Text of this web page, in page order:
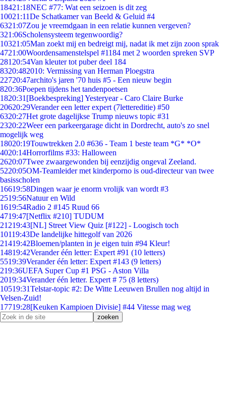
18421:18NEC #77: Wat een seizoen is dit zeg
10021:11De Schatkamer van Beeld & Geluid #4
6321:07Zou je vreemdgaan in een relatie kunnen vergeven?
321:06Scholensysteem tegenwoordig?
10321:05Man zoekt mij en bedreigt mij, nadat ik met zijn zoon sprak
4721:00Woordensamenstelspel #1184 met 2 woorden spreken SVP
281 20:54Van kleuter tot puber deel 184
8320:482010: Vermissing van Herman Ploegstra
22720:47archito's jaren '70 huis #5 - Een nieuw begin
820:36Poepen tijdens het tandenpoetsen
1820:31 [Boekbespreking] Yesteryear - Caro Claire Burke
20620:29Verander een letter expert (7lettereditie) #50
6320:27Het grote dagelijkse Trump nieuws topic #31
2320:22Weer een parkeergarage dicht in Dordrecht, auto's zo snel
mogelijk weg
18020:19Touwtrekken 2.0 #636 - Team 1 beste team *G* *O*
4020:14Horrorfilms #33: Halloween
2620:07Twee zwaargewonden bij eenzijdig ongeval Zeeland.
5220:05OM-Teamleider met kinderporno is oud-directeur van twee
basisscholen
16619:58Dingen waar je enorm vrolijk van wordt #3
2519:56Natuur en Wild
1619:54Radio 2 #145 Ruud 66
4719:47[Netflix #210] TUDUM
21219:43[NL] Street View Quiz [#122] - Loogisch toch
10119:43De landelijke hittegolf van 2026
21419:42Bloemen/planten in je eigen tuin #94 Kleur!
14819:42Verander één letter: Expert #91 (10 letters)
5519:39Verander één letter: Expert #143 (9 letters)
219:36UEFA Super Cup #1 PSG - Aston Villa
2019:34Verander één letter. Expert # 75 (8 letters)
10519:31Telstar-topic #2: De Witte Leeuwen Brullen nog altijd in
Velsen-Zuid!
17719:28[Keuken Kampioen Divisie] #44 Vitesse mag weg